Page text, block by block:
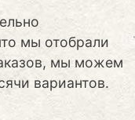
мы отобрали
мы можем
вариантов.